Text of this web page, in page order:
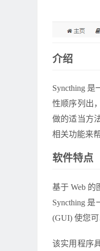
介绍
Syncthing
性顺序列出
做的适当方
相关功能来
软件特点
基于 Web 的
Syncthing
(GUI) 使您可
该实用程序